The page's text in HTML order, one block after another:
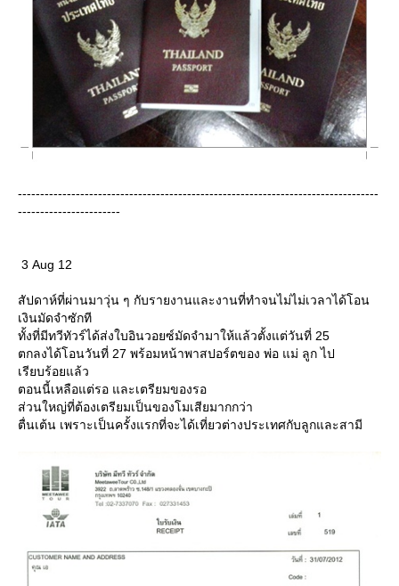
---------------------------------------------------------------------------------
-----------------------
3 Aug 12
สัปดาห์ที่ผ่านมาวุ่น ๆ กับรายงานและงานที่ทำจนไม่ไม่เวลาได้โอน
เงินมัดจำซักที
ทั้งที่มีทวีทัวร์ได้ส่งใบอินวอยซ์มัดจำมาให้แล้วตั้งแต่วันที่ 25
ตกลงได้โอนวันที่ 27 พร้อมหน้าพาสปอร์ตของ พ่อ แม่ ลูก ไป
เรียบร้อยแล้ว
ตอนนี้เหลือแต่รอ และเตรียมของรอ
ส่วนใหญ่ที่ต้องเตรียมเป็นของโมเสียมากกว่า
ตื่นเต้น เพราะเป็นครั้งแรกที่จะได้เที่ยวต่างประเทศกับลูกและสามี